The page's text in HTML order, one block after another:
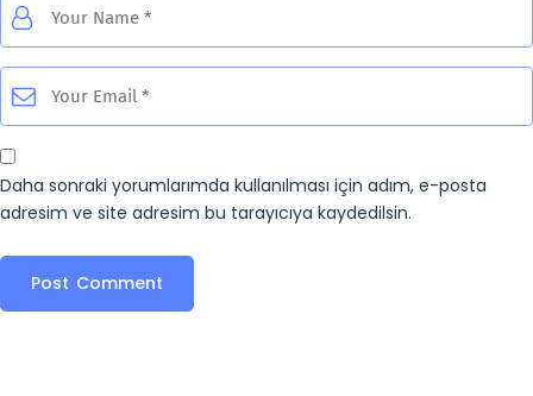
Daha sonraki yorumlarımda kullanılması için adım, e-posta
adresim ve site adresim bu tarayıcıya kaydedilsin.